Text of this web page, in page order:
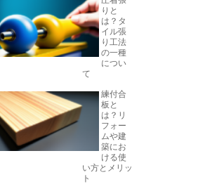
りと
は？タ
イル張
り工法
の一種
につい
て
練付合
板と
は？リ
フォー
ムや建
築にお
ける使
い方とメリッ
ト